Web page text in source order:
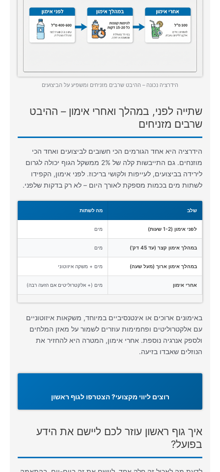
הידרציה נכונה – ההיבט שרבים מזניחים ומשפיע על הביצועים
שתייה לפני, במהלך ואחרי אימון – ההיבט
שרבים מזניחים
הידרציה היא אחד הגורמים הכי חשובים לביצועים ואחד הכי
מוזנחים. גם התייבשות קלה של 2% ממשקל הגוף יכולה לגרום
לירידה בביצועים, לעייפות ולקושי בריכוז. לפני אימון, הקפידו
לשתות מים בכמות מספקת לאורך היום – לא רק בדקות שלפני.
שלב מה לשתות
לפני אימון (1-2 שעות) מים
במהלך אימון קצר (עד 45 דק') מים
במהלך אימון ארוך (מעל שעה) מים + משקה איזוטוני
אחרי אימון מים (+ אלקטרוליטים אם הזעה רבה)
באימונים ארוכים או אינטנסיביים במיוחד, משקאות איזוטוניים
עם אלקטרוליטים ופחמימות עוזרים לשמור על מאזן המלחים
ולספק אנרגיה נוספת. אחרי אימון, המטרה היא להחזיר את
הנוזלים שאבדו בזיעה.
רוצים ליווי מקצועי? הצטרפו לגוף ראשון
איך גוף ראשון עוזר לכם ליישם את הידע
בפועל?